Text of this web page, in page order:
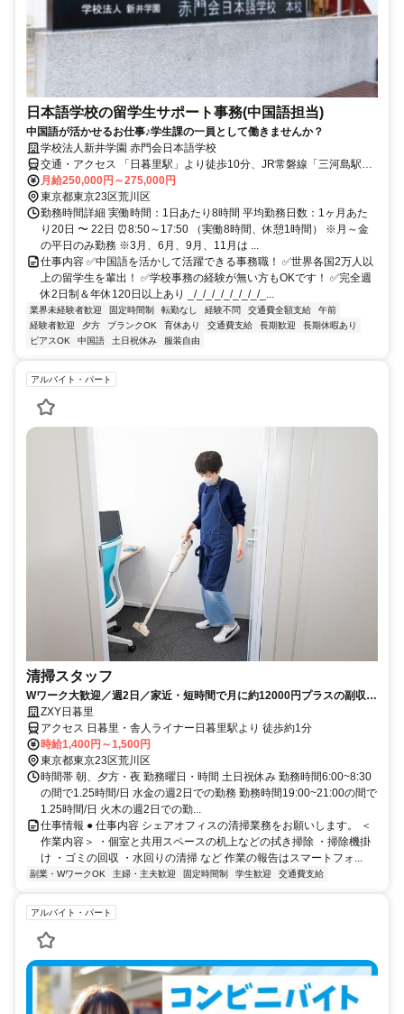
日本語学校の留学生サポート事務(中国語担当)
中国語が活かせるお仕事♪学生課の一員として働きませんか？
学校法人新井学園 赤門会日本語学校
交通・アクセス 「日暮里駅」より徒歩10分、JR常磐線「三河島駅」
より徒歩5分
月給250,000円～275,000円
東京都東京23区荒川区
勤務時間詳細 実働時間：1日あたり8時間 平均勤務日数：1ヶ月あた
り20日 〜 22日 ⏰8:50～17:50 （実働8時間、休憩1時間） ※月～金
の平日のみ勤務 ※3月、6月、9月、11月は ...
仕事内容 ✅中国語を活かして活躍できる事務職！ ✅世界各国2万人以
上の留学生を輩出！ ✅学校事務の経験が無い方もOKです！ ✅完全週
休2日制＆年休120日以上あり _/_/_/_/_/_/_/_/_...
業界未経験者歓迎 固定時間制 転勤なし 経験不問 交通費全額支給
午前
経験者歓迎
夕方 ブランクOK 育休あり 交通費支給 長期歓迎
長期休暇あり
ピアスOK
中国語 土日祝休み 服装自由
アルバイト・パート
清掃スタッフ
Wワーク大歓迎／週2日／家近・短時間で月に約12000円プラスの副収
入！ZXY日暮里
アクセス 日暮里・舎人ライナー日暮里駅より 徒歩約1分
時給1,400円～1,500円
東京都東京23区荒川区
時間帯 朝、夕方・夜 勤務曜日・時間 土日祝休み 勤務時間6:00~8:30
の間で1.25時間/日 水金の週2日での勤務 勤務時間19:00~21:00の間で
1.25時間/日 火木の週2日での勤...
仕事情報 ● 仕事内容 シェアオフィスの清掃業務をお願いします。 ＜
作業内容＞ ・個室と共用スペースの机上などの拭き掃除 ・掃除機掛
け ・ゴミの回収 ・水回りの清掃 など 作業の報告はスマートフォ...
副業・WワークOK 主婦・主夫歓迎 固定時間制 学生歓迎 交通費支給
アルバイト・パート